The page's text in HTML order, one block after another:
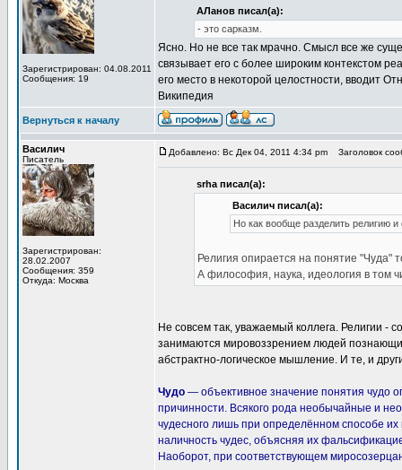
Зарегистрирован: 04.08.2011
Сообщения: 19
АЛанов писал(а):
- это сарказм.
Ясно. Но не все так мрачно. Смысл все же
связывает его с более широким контекстом
его место в некоторой целостности, вводит
Википедия
Вернуться к началу
Василич
Писатель
Зарегистрирован:
28.02.2007
Сообщения: 359
Откуда: Москва
Добавлено: Вс Дек 04, 2011 4:34 pm Заголовок
srha писал(а):
Василич писал(а):
Но как вообще разделить религию
Религия опирается на понятие "Чуда"
А философия, наука, идеология в том
Не совсем так, уважаемый коллега. Религии -
занимаются мировоззрением людей
абстрактно-логическое мышление. И те, и
Чудо — объективное значение понятия чудо
причинности. Всякого рода необычайные и
чудесного лишь при определённом способе их
наличность чудес, объясняя их
Наоборот, при соответствующем